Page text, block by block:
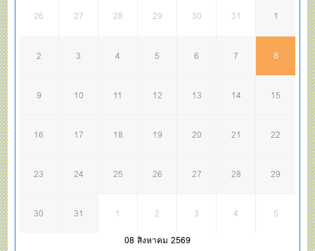
26 27 28 29 30 31 1
2 3 4 5 6 7 8
9 10 11 12 13 14 15
16 17 18 19 20 21 22
23 24 25 26 27 28 29
30 31 1 2 3 4
5
08 สิงหาคม 2569